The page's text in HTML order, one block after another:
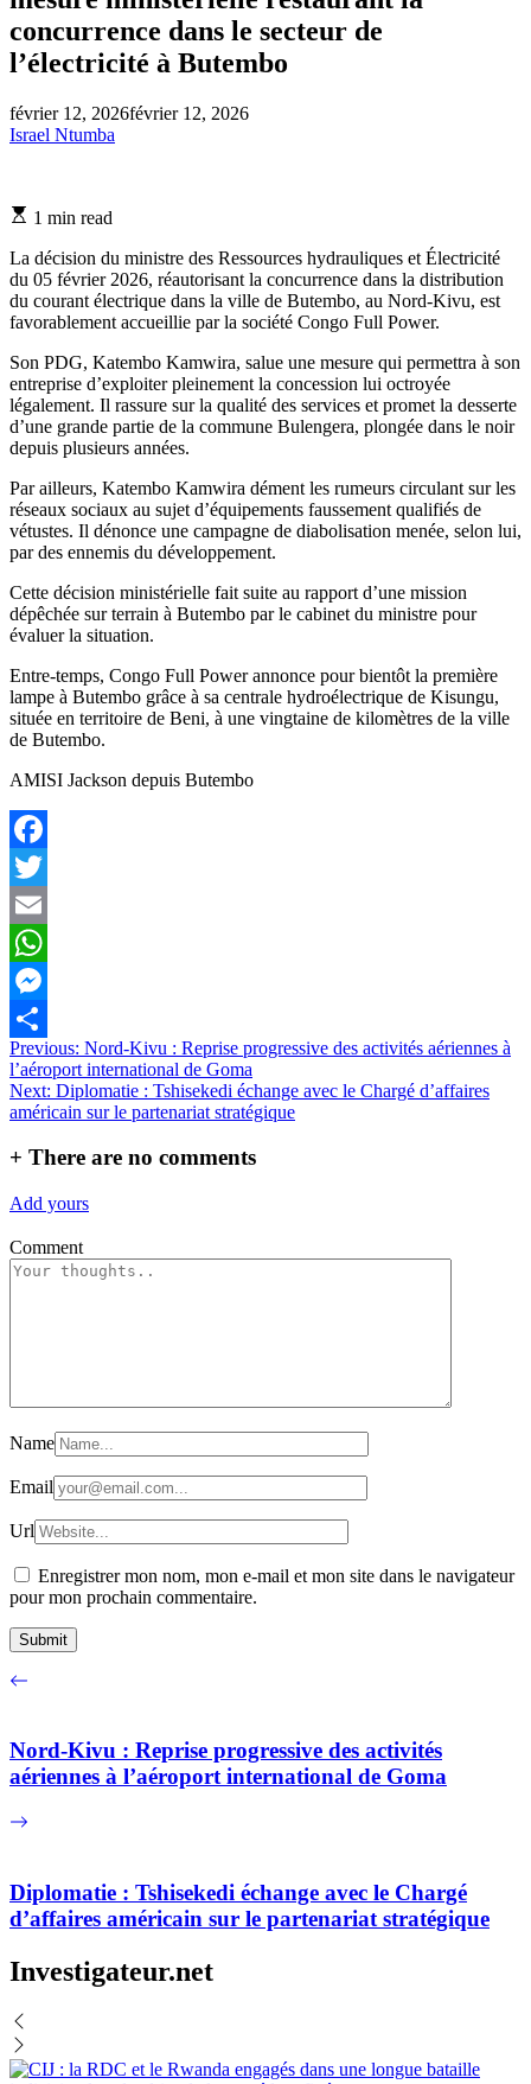
concurrence dans le secteur de
l’électricité à Butembo
février 12, 2026février 12, 2026
Israel Ntumba
Estimated
time
1 min read
La décision du ministre des Ressources hydrauliques et Électricité
du 05 février 2026, réautorisant la concurrence dans la distribution
du courant électrique dans la ville de Butembo, au Nord-Kivu, est
favorablement accueillie par la société Congo Full Power.
Son PDG, Katembo Kamwira, salue une mesure qui permettra à son
entreprise d’exploiter pleinement la concession lui octroyée
légalement. Il rassure sur la qualité des services et promet la desserte
d’une grande partie de la commune Bulengera, plongée dans le noir
depuis plusieurs années.
Par ailleurs, Katembo Kamwira dément les rumeurs circulant sur les
réseaux sociaux au sujet d’équipements faussement qualifiés de
vétustes. Il dénonce une campagne de diabolisation menée, selon lui,
par des ennemis du développement.
Cette décision ministérielle fait suite au rapport d’une mission
dépêchée sur terrain à Butembo par le cabinet du ministre pour
évaluer la situation.
Entre-temps, Congo Full Power annonce pour bientôt la première
lampe à Butembo grâce à sa centrale hydroélectrique de Kisungu,
située en territoire de Beni, à une vingtaine de kilomètres de la ville
de Butembo.
AMISI Jackson depuis Butembo
Facebook
Twitter
Email
WhatsApp
Messenger
Partager
Navigation
de
l’article
Previous: Nord-Kivu : Reprise progressive des activités aériennes à
l’aéroport international de Goma
Next: Diplomatie : Tshisekedi échange avec le Chargé d’affaires
américain sur le partenariat stratégique
+ There are no comments
Add yours
Comment
Name
Email
Url
Enregistrer mon nom, mon e-mail et mon site dans le navigateur
pour mon prochain commentaire.
Nord-Kivu : Reprise progressive des activités
aériennes à l’aéroport international de Goma
Diplomatie : Tshisekedi échange avec le Chargé
d’affaires américain sur le partenariat stratégique
Investigateur.net